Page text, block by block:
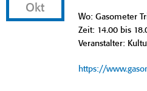
Okt
Wo: Gasometer
Zeit: 14.00 bis
Veranstalter:
https://